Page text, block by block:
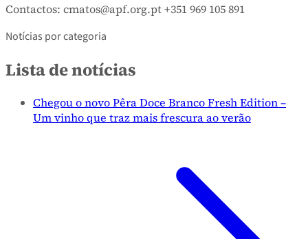
Contactos: cmatos@apf.org.pt +351 969 105 891
Notícias por categoria
Lista de notícias
Chegou o novo Pêra Doce Branco Fresh Edition –
Um vinho que traz mais frescura ao verão